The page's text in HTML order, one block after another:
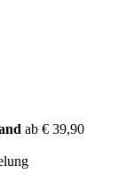
ab € 39,90